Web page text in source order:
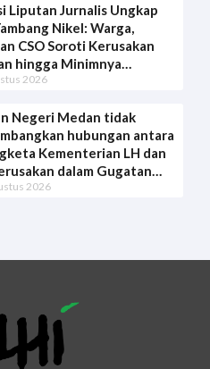
Liputan Jurnalis Ungkap
Nikel: Warga,
CSO Soroti Kerusakan
hingga Minimnya
2026
Negeri Medan tidak
hubungan antara
Kementerian LH dan
dalam Gugatan
WALHI
2026